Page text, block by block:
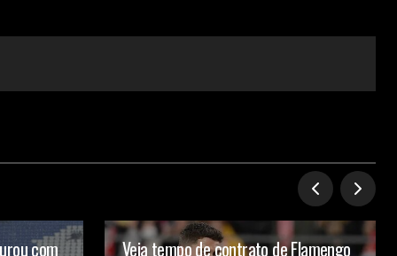
com Veja tempo de contrato de Flamengo